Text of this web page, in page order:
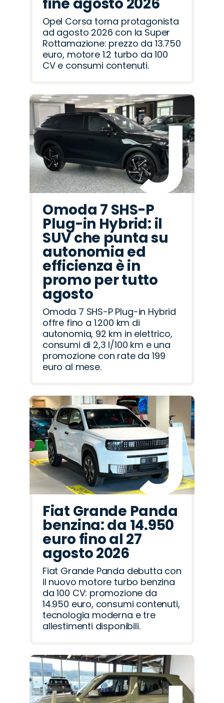
Opel Corsa torna protagonista
ad agosto 2026 con la Super
Rottamazione: prezzo da 13.750
euro, motore 1.2 turbo da 100
CV e consumi contenuti.
Omoda 7 SHS-P
Plug-in Hybrid: il
SUV che punta su
autonomia ed
efficienza è in
promo per tutto
agosto
Omoda 7 SHS-P Plug-in Hybrid
offre fino a 1.200 km di
autonomia, 92 km in elettrico,
consumi di 2,3 l/100 km e una
promozione con rate da 199
euro al mese.
Fiat Grande Panda
benzina: da 14.950
euro fino al 27
agosto 2026
Fiat Grande Panda debutta con
il nuovo motore turbo benzina
da 100 CV: promozione da
14.950 euro, consumi contenuti,
tecnologia moderna e tre
allestimenti disponibili.